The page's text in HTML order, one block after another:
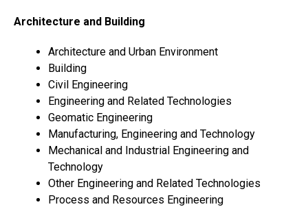
Architecture and Building
Architecture and Urban Environment
Building
Civil Engineering
Engineering and Related Technologies
Geomatic Engineering
Manufacturing, Engineering and Technology
Mechanical and Industrial Engineering and
Technology
Other Engineering and Related Technologies
Process and Resources Engineering